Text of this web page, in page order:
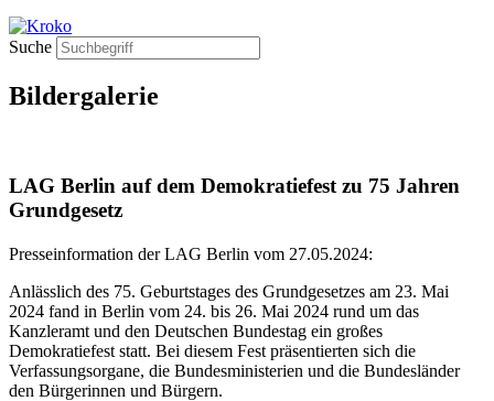
Suche
Bildergalerie
LAG Berlin auf dem Demokratiefest zu 75 Jahren
Grundgesetz
Presseinformation der LAG Berlin vom 27.05.2024:
Anlässlich des 75. Geburtstages des Grundgesetzes am 23. Mai
2024 fand in Berlin vom 24. bis 26. Mai 2024 rund um das
Kanzleramt und den Deutschen Bundestag ein großes
Demokratiefest statt. Bei diesem Fest präsentierten sich die
Verfassungsorgane, die Bundesministerien und die Bundesländer
den Bürgerinnen und Bürgern.